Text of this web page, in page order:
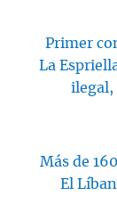
Primer
La
ilegal,
Más de
El